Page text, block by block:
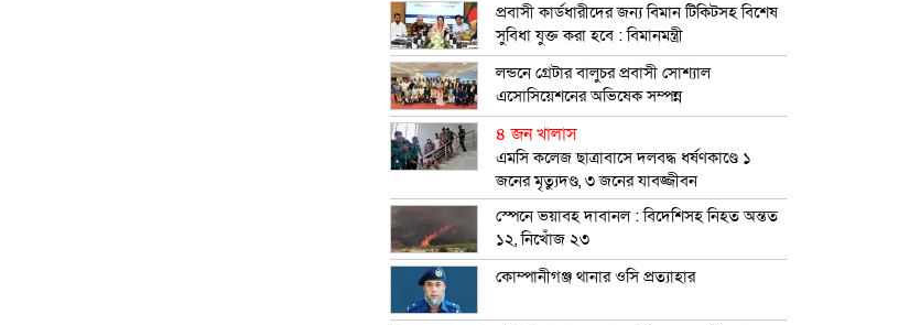
প্রবাসী কার্ডধারীদের জন্য বিমান টিকিটসহ বিশেষ
সুবিধা যুক্ত করা হবে : বিমানমন্ত্রী
লন্ডনে গ্রেটার বালুচর প্রবাসী সোশ্যাল
এসোসিয়েশনের অভিষেক সম্পন্ন
৪ জন খালাস
এমসি কলেজ ছাত্রাবাসে দলবদ্ধ ধর্ষণকাণ্ডে ১
জনের মৃত্যুদণ্ড, ৩ জনের যাবজ্জীবন
স্পেনে ভয়াবহ দাবানল : বিদেশিসহ নিহত অন্তত
১২, নিখোঁজ ২৩
কোম্পানীগঞ্জ থানার ওসি প্রত্যাহার